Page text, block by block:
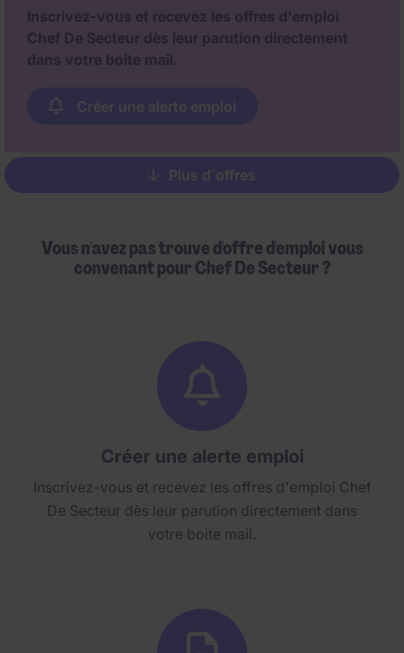
Inscrivez-vous et recevez les offres d'emploi
Chef De Secteur dès leur parution directement
dans votre boite mail.
Créer une alerte emploi
Pagination
Plus d´offres
Vous n'avez pas trouvé d'offre d'emploi vous
convenant pour Chef De Secteur ?
Créer une alerte emploi
Inscrivez-vous et recevez les offres d'emploi Chef
De Secteur dès leur parution directement dans
votre boite mail.